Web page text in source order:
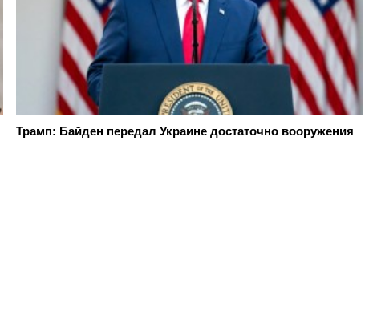
Трамп: Байден передал Украине достаточно вооружения